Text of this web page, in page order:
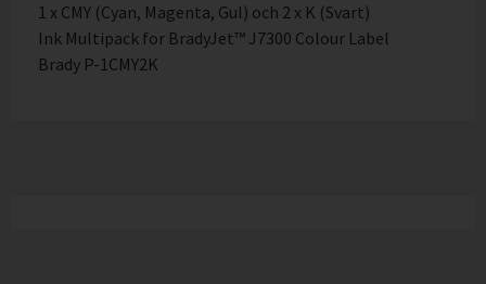
1 x CMY (Cyan, Magenta, Gul) och 2 x K (Svart)
Ink Multipack for BradyJet™ J7300 Colour Label
Brady P-1CMY2K